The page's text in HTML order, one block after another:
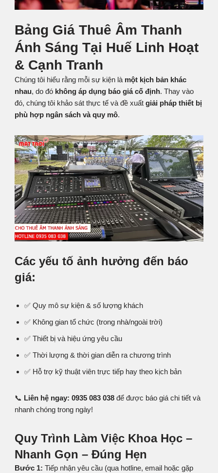
Bảng Giá Thuê Âm Thanh
Ánh Sáng Tại Huế Linh Hoạt
& Cạnh Tranh
Chúng tôi hiểu rằng mỗi sự kiện là một kịch bản khác
nhau, do đó không áp dụng báo giá cố định. Thay vào
đó, chúng tôi khảo sát thực tế và đề xuất giải pháp thiết bị
phù hợp ngân sách và quy mô.
Các yếu tố ảnh hưởng đến báo
giá:
✅ Quy mô sự kiện & số lượng khách
✅ Không gian tổ chức (trong nhà/ngoài trời)
✅ Thiết bị và hiệu ứng yêu cầu
✅ Thời lượng & thời gian diễn ra chương trình
✅ Hỗ trợ kỹ thuật viên trực tiếp hay theo kịch bản
📞 Liên hệ ngay: 0935 083 038 để được báo giá chi tiết và
nhanh chóng trong ngày!
Quy Trình Làm Việc Khoa Học –
Nhanh Gọn – Đúng Hẹn
Bước 1: Tiếp nhận yêu cầu (qua hotline, email hoặc gặp